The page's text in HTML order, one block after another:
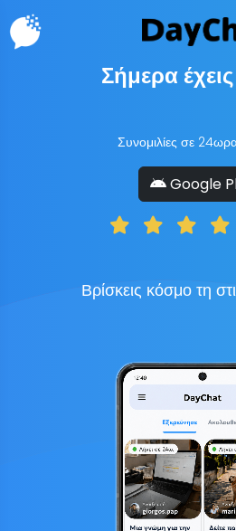
Σήμερα
Συνομιλίες σε
Google
Βρίσκεις κόσμο τη